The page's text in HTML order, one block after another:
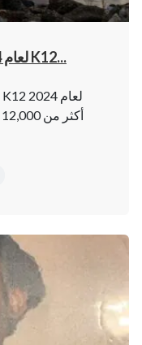
تهانينا للفائز بجائزة DAOF لعام 2024 K12...